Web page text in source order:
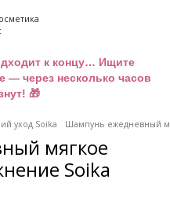
к концу… Ищите
— через несколько часов
🎁
уход Soika Шампунь ежедневный
мягкое
Soika